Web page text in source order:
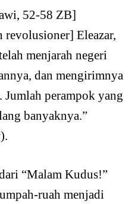
52-58 ZB]
Eleazar,
menjarah negeri
dan mengirimnya
perampok yang
banyaknya.”
).
“Malam Kudus!”
ruah menjadi